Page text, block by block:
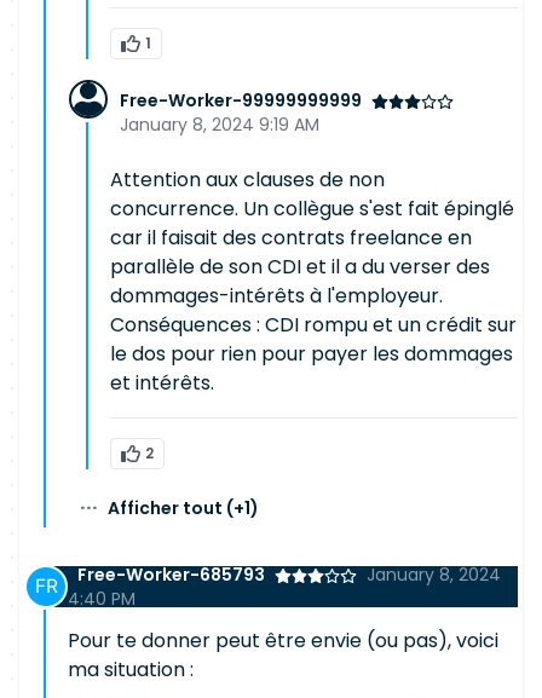
1
Free-Worker-99999999999
January 8, 2024 9:19 AM
Attention aux clauses de non
concurrence. Un collègue s'est fait épinglé
car il faisait des contrats freelance en
parallèle de son CDI et il a du verser des
dommages-intérêts à l'employeur.
Conséquences : CDI rompu et un crédit sur
le dos pour rien pour payer les dommages
et intérêts.
2
··· Afficher tout (+1)
Free-Worker-685793
January 8, 2024
4:40 PM
Pour te donner peut être envie (ou pas), voici
ma situation :